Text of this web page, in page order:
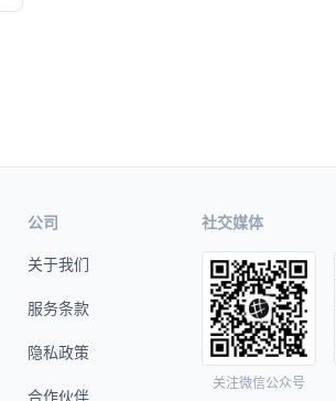
公司
关于我们
服务条款
隐私政策
合作伙伴
社交媒体
关注微信公众号